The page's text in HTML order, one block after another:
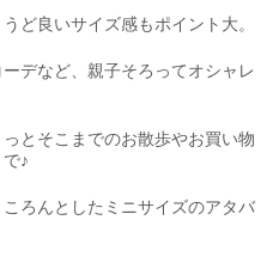
ど良いサイズ感もポイント大。
デなど、親子そろってオシャレ
とそこまでのお散歩やお買い物
♪
ろんとしたミニサイズのアタバ